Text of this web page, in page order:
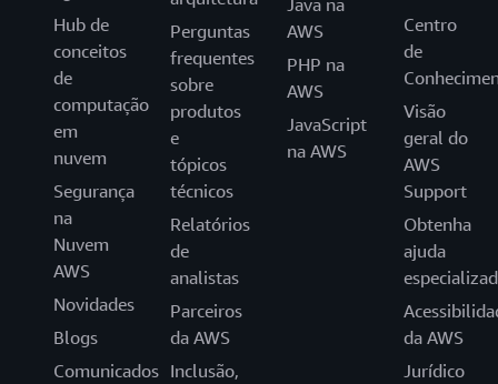
Hub de
conceitos
de
computação
em
nuvem
Segurança
na
Nuvem
AWS
Novidades
Blogs
Comunicados
Perguntas
frequentes
sobre
produtos
e
tópicos
técnicos
Relatórios
de
analistas
Parceiros
da AWS
Inclusão,
AWS
PHP na
AWS
JavaScript
na AWS
Centro
de
Visão
geral do
AWS
Support
Obtenha
ajuda
da AWS
Jurídico